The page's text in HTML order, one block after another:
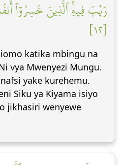
رَيۡبَ فِيهِۚ ٱلَّذِينَ خَسِرُوٓاْ
[١٢]
katika mbingu na
vya Mwenyezi Mungu.
yake kurehemu.
Siku ya Kiyama isiyo
jikhasiri wenyewe